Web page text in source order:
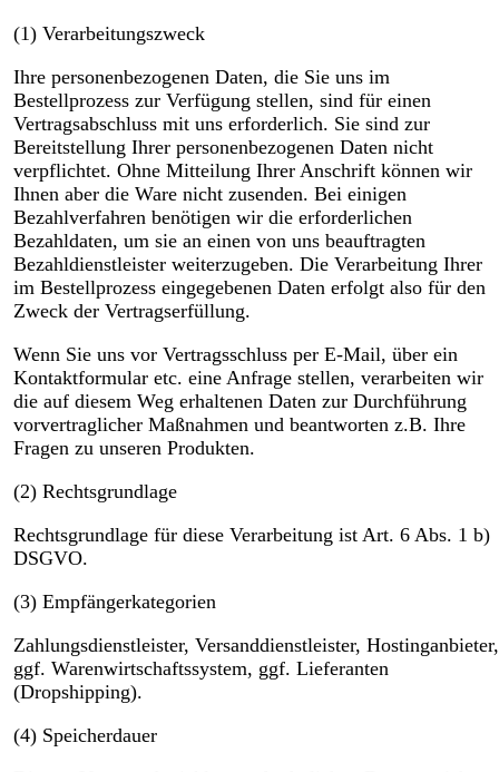
(1) Verarbeitungszweck
Ihre personenbezogenen Daten, die Sie uns im
Bestellprozess zur Verfügung stellen, sind für einen
Vertragsabschluss mit uns erforderlich. Sie sind zur
Bereitstellung Ihrer personenbezogenen Daten nicht
verpflichtet. Ohne Mitteilung Ihrer Anschrift können wir
Ihnen aber die Ware nicht zusenden. Bei einigen
Bezahlverfahren benötigen wir die erforderlichen
Bezahldaten, um sie an einen von uns beauftragten
Bezahldienstleister weiterzugeben. Die Verarbeitung Ihrer
im Bestellprozess eingegebenen Daten erfolgt also für den
Zweck der Vertragserfüllung.
Wenn Sie uns vor Vertragsschluss per E-Mail, über ein
Kontaktformular etc. eine Anfrage stellen, verarbeiten wir
die auf diesem Weg erhaltenen Daten zur Durchführung
vorvertraglicher Maßnahmen und beantworten z.B. Ihre
Fragen zu unseren Produkten.
(2) Rechtsgrundlage
Rechtsgrundlage für diese Verarbeitung ist Art. 6 Abs. 1 b)
DSGVO.
(3) Empfängerkategorien
Zahlungsdienstleister, Versanddienstleister, Hostinganbieter,
ggf. Warenwirtschaftssystem, ggf. Lieferanten
(Dropshipping).
(4) Speicherdauer